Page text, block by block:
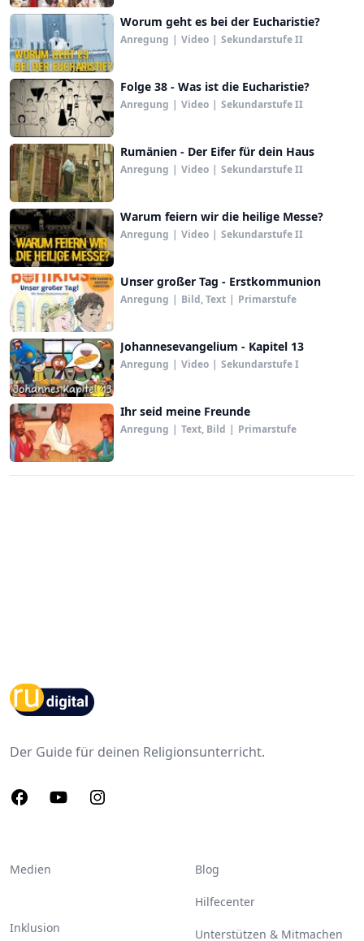
Worum geht es bei der Eucharistie?
Anregung | Video | Sekundarstufe II
Folge 38 - Was ist die Eucharistie?
Anregung | Video | Sekundarstufe II
Rumänien - Der Eifer für dein Haus
Anregung | Video | Sekundarstufe II
Warum feiern wir die heilige Messe?
Anregung | Video | Sekundarstufe II
Unser großer Tag - Erstkommunion
Anregung | Bild, Text | Primarstufe
Johannesevangelium - Kapitel 13
Anregung | Video | Sekundarstufe I
Ihr seid meine Freunde
Anregung | Text, Bild | Primarstufe
Footer
Der Guide für deinen Religionsunterricht.
FacebookYoutubeInstagram
Medien
Inklusion
Blog
Hilfecenter
Unterstützen & Mitmachen